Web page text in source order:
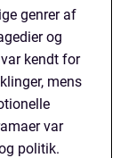
genrer af
og
kendt for
mens
var
politik.